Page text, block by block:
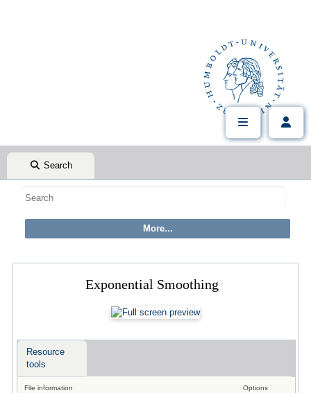
Search
Exponential Smoothing
Resource
tools
File information Options